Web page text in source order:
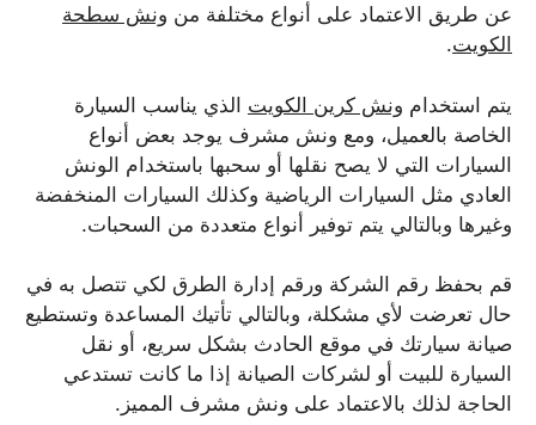
عن طريق الاعتماد على أنواع مختلفة من ونش سطحة
الكويت.
يتم استخدام ونش كرين الكويت الذي يناسب السيارة
الخاصة بالعميل، ومع ونش مشرف يوجد بعض أنواع
السيارات التي لا يصح نقلها أو سحبها باستخدام الونش
العادي مثل السيارات الرياضية وكذلك السيارات المنخفضة
وغيرها وبالتالي يتم توفير أنواع متعددة من السحبات.
قم بحفظ رقم الشركة ورقم إدارة الطرق لكي تتصل به في
حال تعرضت لأي مشكلة، وبالتالي تأتيك المساعدة وتستطيع
صيانة سيارتك في موقع الحادث بشكل سريع، أو نقل
السيارة للبيت أو لشركات الصيانة إذا ما كانت تستدعي
الحاجة لذلك بالاعتماد على ونش مشرف المميز.